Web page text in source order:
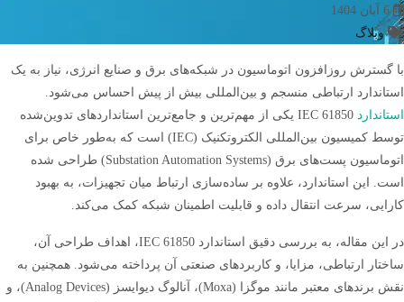
6 آبان 1404
وبلاگ
با گسترش روزافزون اتوماسیون در شبکه‌های برق و صنایع انرژی، نیاز به یک
استاندارد ارتباطی منسجم و بین‌المللی بیش از پیش احساس می‌شود.
استاندارد
IEC 61850 یکی از مهم‌ترین و جامع‌ترین استانداردهای تدوین‌شده
توسط کمیسیون بین‌المللی الکتروتکنیک (IEC) است که به‌طور خاص برای
اتوماسیون پست‌های برق (Substation Automation Systems) طراحی شده
است. این استاندارد، علاوه بر ساده‌سازی ارتباط میان تجهیزات، به بهبود
کارایی، سرعت انتقال داده و قابلیت اطمینان شبکه کمک می‌کند.
در این مقاله، به بررسی دقیق استاندارد IEC 61850، اهداف طراحی آن،
ساختار ارتباطی، مزایا، و کاربردهای صنعتی آن پرداخته می‌شود. همچنین به
نقش برندهای معتبر مانند موگزا (Moxa)، آنالوگ دیوایسز (Analog Devices)، و